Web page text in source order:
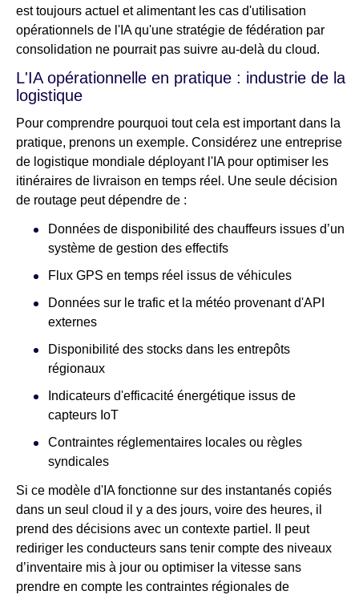
est toujours actuel et alimentant les cas d'utilisation
opérationnels de l'IA qu'une stratégie de fédération par
consolidation ne pourrait pas suivre au-delà du cloud.
L'IA opérationnelle en pratique : industrie de la
logistique
Pour comprendre pourquoi tout cela est important dans la
pratique, prenons un exemple. Considérez une entreprise
de logistique mondiale déployant l'IA pour optimiser les
itinéraires de livraison en temps réel. Une seule décision
de routage peut dépendre de :
Données de disponibilité des chauffeurs issues d’un
système de gestion des effectifs
Flux GPS en temps réel issus de véhicules
Données sur le trafic et la météo provenant d'API
externes
Disponibilité des stocks dans les entrepôts
régionaux
Indicateurs d'efficacité énergétique issus de
capteurs IoT
Contraintes réglementaires locales ou règles
syndicales
Si ce modèle d'IA fonctionne sur des instantanés copiés
dans un seul cloud il y a des jours, voire des heures, il
prend des décisions avec un contexte partiel. Il peut
rediriger les conducteurs sans tenir compte des niveaux
d’inventaire mis à jour ou optimiser la vitesse sans
prendre en compte les contraintes régionales de